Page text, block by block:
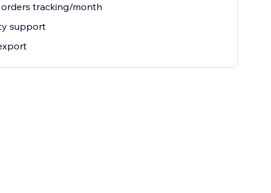
tracking/month
support